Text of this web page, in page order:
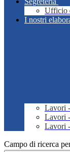
Ufficio
I nostri
Lavori
Lavori
Lavori
Campo di ricerca